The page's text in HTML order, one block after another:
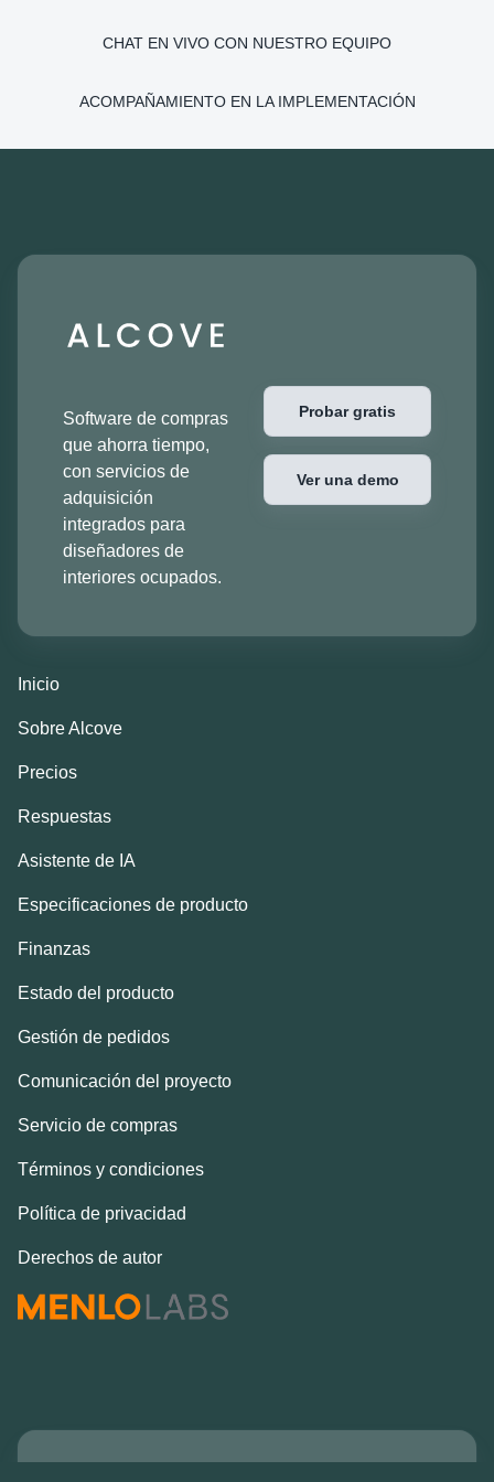
CHAT EN VIVO CON NUESTRO EQUIPO
ACOMPAÑAMIENTO EN LA IMPLEMENTACIÓN
Software de compras
que ahorra tiempo,
con servicios de
adquisición
integrados para
diseñadores de
interiores ocupados.
Probar gratis
Ver una demo
Inicio
Sobre Alcove
Precios
Respuestas
Asistente de IA
Especificaciones de producto
Finanzas
Estado del producto
Gestión de pedidos
Comunicación del proyecto
Servicio de compras
Términos y condiciones
Política de privacidad
Derechos de autor